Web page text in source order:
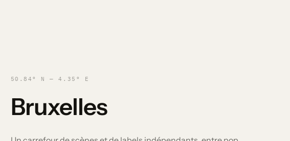
50.84° N — 4.35° E
Bruxelles